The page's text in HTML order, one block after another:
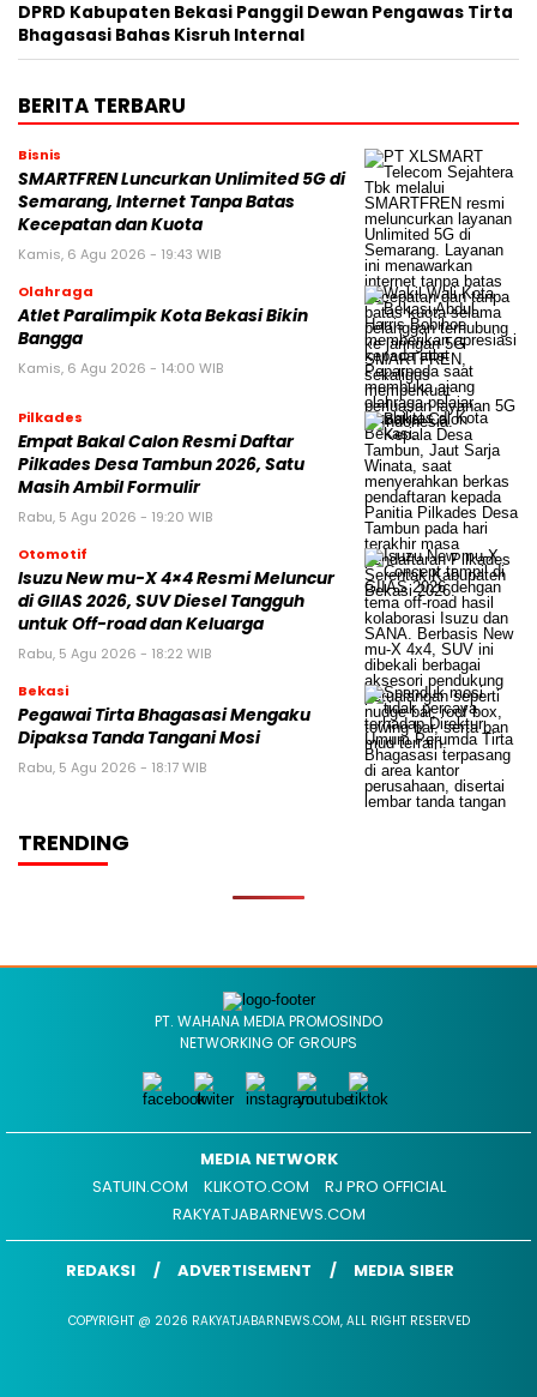
DPRD Kabupaten Bekasi Panggil Dewan Pengawas Tirta
Bhagasasi Bahas Kisruh Internal
BERITA TERBARU
Bisnis
SMARTFREN Luncurkan Unlimited 5G di
Semarang, Internet Tanpa Batas
Kecepatan dan Kuota
Kamis, 6 Agu 2026 - 19:43 WIB
Olahraga
Atlet Paralimpik Kota Bekasi Bikin
Bangga
Kamis, 6 Agu 2026 - 14:00 WIB
Pilkades
Empat Bakal Calon Resmi Daftar
Pilkades Desa Tambun 2026, Satu
Masih Ambil Formulir
Rabu, 5 Agu 2026 - 19:20 WIB
Otomotif
Isuzu New mu-X 4×4 Resmi Meluncur
di GIIAS 2026, SUV Diesel Tangguh
untuk Off-road dan Keluarga
Rabu, 5 Agu 2026 - 18:22 WIB
Bekasi
Pegawai Tirta Bhagasasi Mengaku
Dipaksa Tanda Tangani Mosi
Rabu, 5 Agu 2026 - 18:17 WIB
TRENDING
PT. WAHANA MEDIA PROMOSINDO
NETWORKING OF GROUPS
MEDIA NETWORK
SATUIN.COM
KLIKOTO.COM
RJ PRO OFFICIAL
RAKYATJABARNEWS.COM
REDAKSI ADVERTISEMENT MEDIA SIBER
COPYRIGHT @ 2026 RAKYATJABARNEWS.COM, ALL RIGHT RESERVED